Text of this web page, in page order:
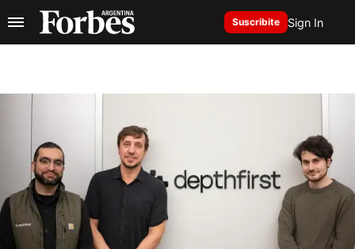
Suscribite Sign In